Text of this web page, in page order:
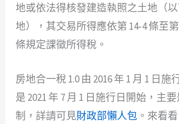
地或依法得核發建造執照之土地（
地），其交易所得應依第 14-4 條至第
條規定課徵所得稅。
房地合一稅 1.0 由 2016 年 1 月 1 日施
是 2021 年 7 月 1 日施行日開始，主
制，詳請可見財政部懶人包 。來看